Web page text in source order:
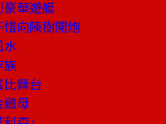
華遊艇
向陳樹開炮
舞台
母